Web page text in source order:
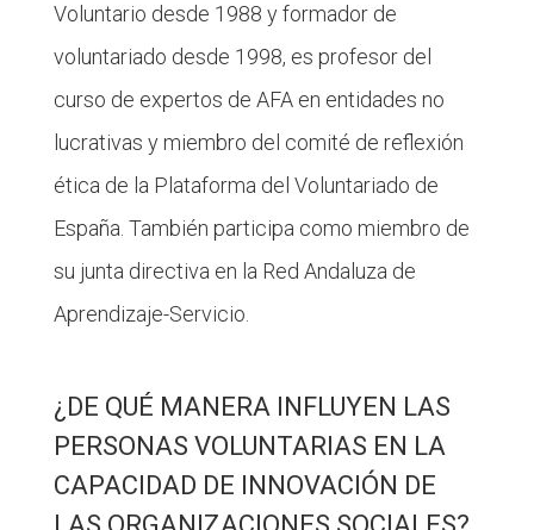
Voluntario desde 1988 y formador de
voluntariado desde 1998, es profesor del
curso de expertos de AFA en entidades no
lucrativas y miembro del comité de reflexión
ética de la Plataforma del Voluntariado de
España. También participa como miembro de
su junta directiva en la Red Andaluza de
Aprendizaje-Servicio.
¿DE QUÉ MANERA INFLUYEN LAS
PERSONAS VOLUNTARIAS EN LA
CAPACIDAD DE INNOVACIÓN DE